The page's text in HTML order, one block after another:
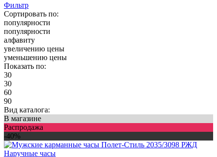
Фильтр
Сортировать по:
популярности
популярности
алфавиту
увеличению цены
уменьшению цены
Показать по:
30
30
60
90
Вид каталога:
В магазине
Распродажа
-40%